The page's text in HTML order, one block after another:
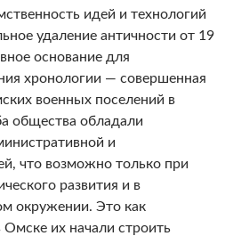
идей и технологий
удаление античности от 19
основание для
хронологии — совершенная
военных поселений в
общества обладали
и
что возможно только при
развития и в
окружении. Это как
Омске их начали строить